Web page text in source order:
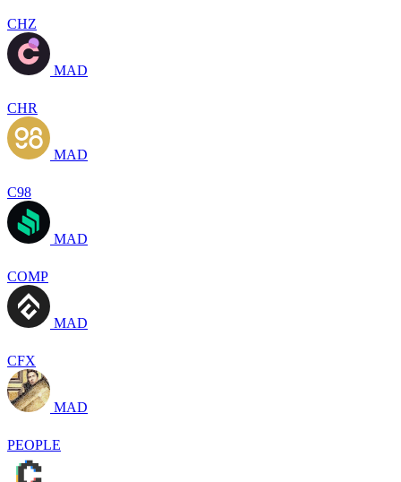
CHZ
MAD
CHR
MAD
C98
MAD
COMP
MAD
CFX
MAD
PEOPLE